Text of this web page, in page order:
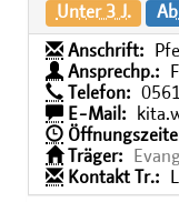
Unter 3 J.
Anschrift:
Ansprechp.:
Telefon:
E-Mail:
Träger:
Kontakt Tr.: